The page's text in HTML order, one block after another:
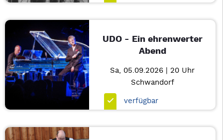
UDO - Ein ehrenwerter
Abend
Sa, 05.09.2026 | 20 Uhr
Schwandorf
verfügbar